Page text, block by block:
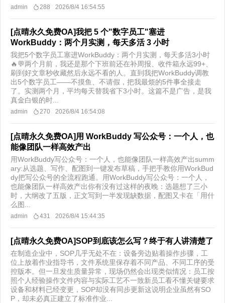
admin 288 2026/8/4 16:54:55
[点晴永久免费OA]我把 5 个"数字员工"塞进
WorkBuddy：两个月实测，每天多活 3 小时
我把5个数字员工塞进WorkBuddy：两个月实测，每天多活3小时
🔥💬两个月前，我还是那个下班前还在补周报、收件箱永远99+、
刷到好文章秒收藏然后永远不看的人。直到我把WorkBuddy调教
出5个数字员工——不摸鱼、不请假，把我最烦的5件事全接走
了。实测两个月，平均每天替我省下3小时。这篇不是广告，是我
真金白银的时...
admin 270 2026/8/4 16:54:08
[点晴永久免费OA]用 WorkBuddy 写公众号：一个人，也
能像团队一样高效产出
用WorkBuddy写公众号：一个人，也能像团队一样高效产出summ
ary:从选题、写作、配图到一键发布草稿，手把手教你用WorkBud
dy把写公众号的全流程跑通。用WorkBuddy写公众号：一个人，
也能像团队一样高效产出你有没有过这样的夜晚：选题想了三小
时，大纲改了五版，正文写到一半发现缺数据，配图又卡在「用什
么图...
admin 431 2026/8/4 15:44:35
[点晴永久免费OA]SOP到底该怎么写？终于有人讲清楚了
在制造企业中，SOP几乎无处不在：设备旁边贴着操作步骤，工
位上放着作业指导书，文件系统里保存着不同产品、不同工序的受
控版本。但一旦发生质量异常，现场仍然会出现类似情况：员工按
照个人经验操作文件内容与实际工艺不一致新员工看不懂关键要求
设备和材料已经变更，SOP却没有同步更新这说明企业虽然有SO
P，却未必真正建立了标准作业...